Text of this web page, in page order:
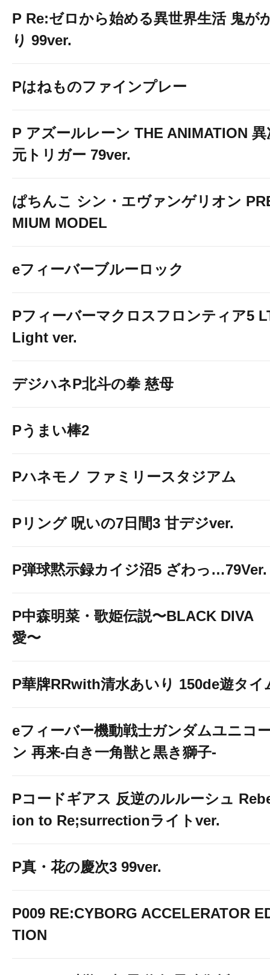
P Re:ゼロから始める異世界生活 鬼が
り 99ver.
Pはねものファインプレー
P アズールレーン THE ANIMATION 異
元トリガー 79ver.
ぱちんこ シン・エヴァンゲリオン
MIUM MODEL
eフィーバーブルーロック
Pフィーバーマクロスフロンティア5
Light ver.
デジハネP北斗の拳 慈母
Pうまい棒2
Pハネモノ ファミリースタジアム
Pリング 呪いの7日間3 甘デジver.
P弾球黙示録カイジ沼5 ざわっ…79Ver.
P中森明菜・歌姫伝説〜BLACK DIVA
愛〜
P華牌RRwith清水あいり 150de遊タイ
eフィーバー機動戦士ガンダムユニコ
ン 再来-白き一角獣と黒き獅子-
Pコードギアス 反逆のルルーシュ
ion to Re;surrectionライトver.
P真・花の慶次3 99ver.
P009 RE:CYBORG ACCELERATOR
TION